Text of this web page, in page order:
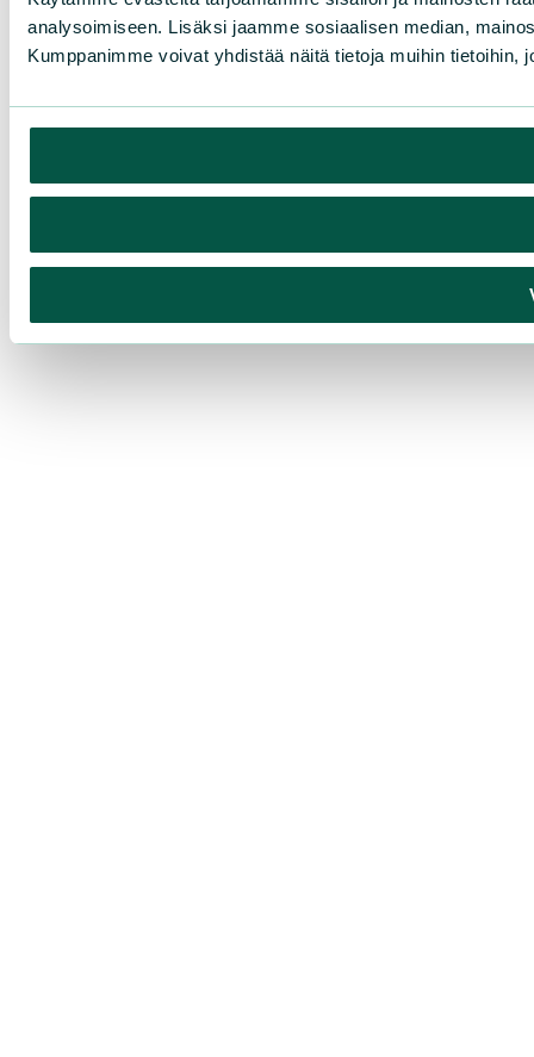
analysoimiseen. Lisäksi jaamme sosiaalisen median,
Kumppanimme voivat yhdistää näitä tietoja muihin tietoihin,